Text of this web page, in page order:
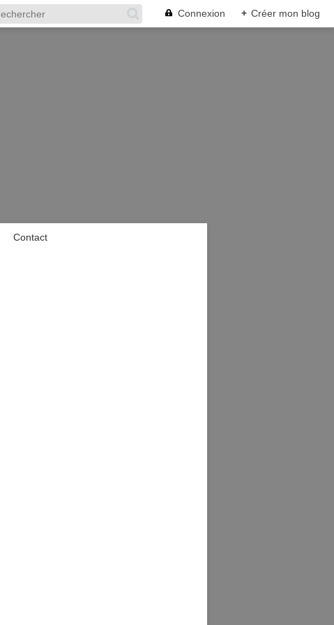
Connexion + Créer mon blog
Contact